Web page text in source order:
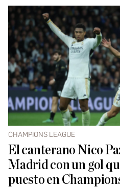
CHAMPIONS LEAGUE
El canterano Nico
Madrid con un gol
puesto en